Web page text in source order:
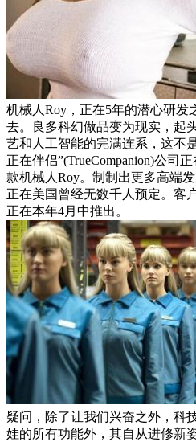
机械人Roy，正在5年的潜心研发
去。良多科幻做品变为现实，起
艺和人工智能的完满连系，这不
正在伴侣”(TrueCompanion)公司
款机械人Roy。制制出更多高端
正在美国曾经无数千人预定。客
正在本年4月中推出。
疑问，除了让我们兴奋之外，科
娃的所有功能外，其自从进修新